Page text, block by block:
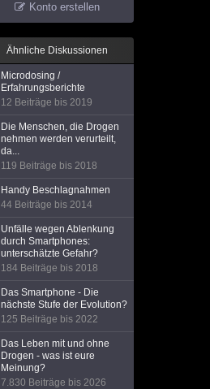
Konto erstellen
Ähnliche Diskussionen
Microdosing /
Erfahrungsberichte
12 Beiträge bis 2019
Die Menschen, die Drogen
nehmen werden verurteilt,
da...
119 Beiträge bis 2018
Handy Beschlagnahmen
44 Beiträge bis 2014
Unfälle wegen Ablenkung
durch Smartphones:
unterschätzte Gefahr?
184 Beiträge bis 2018
Das Smartphone - Die
nächste Stufe der Evolution?
125 Beiträge bis 2022
Das Leben mit und ohne
Drogen - was ist eure
Meinung?
7.830 Beiträge bis 2026